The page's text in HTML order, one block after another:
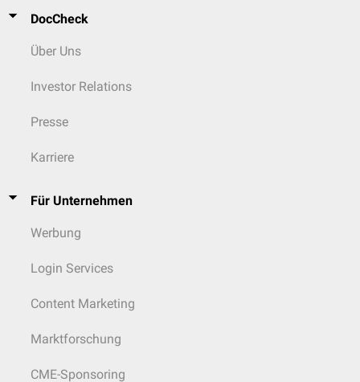
DocCheck
Über Uns
Investor Relations
Presse
Karriere
Für Unternehmen
Werbung
Login Services
Content Marketing
Marktforschung
CME-Sponsoring